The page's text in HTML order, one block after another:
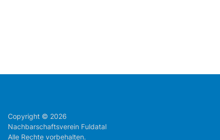
Copyright © 2026
Nachbarschaftsverein Fuldatal
Alle Rechte vorbehalten.